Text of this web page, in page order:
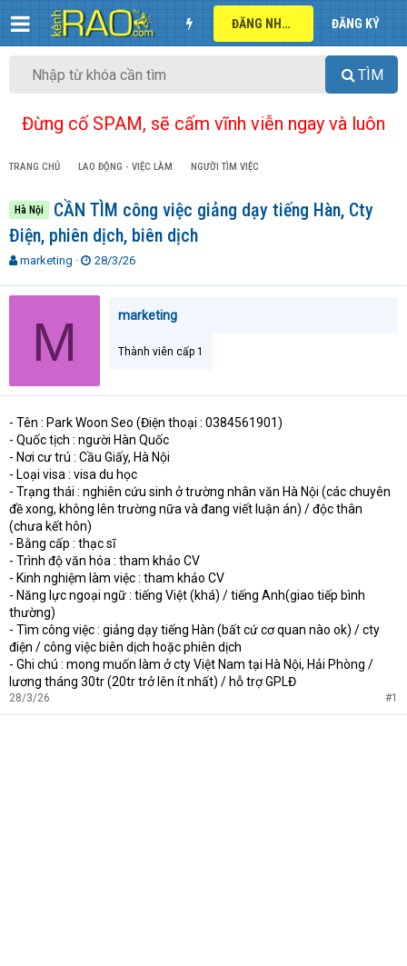
ĐĂNG NHẬP ĐĂNG KÝ
TÌM
Đừng cố SPAM, sẽ cấm vĩnh viễn ngay và luôn
TRANG CHỦ LAO ĐỘNG - VIỆC LÀM NGƯỜI TÌM VIỆC
Hà Nội
CẦN TÌM công việc giảng dạy tiếng Hàn, Cty
Điện, phiên dịch, biên dịch
T
r
a
t
e
r
marketing
N
à
28/3/26
M marketing
Thành viên cấp 1
- Tên : Park Woon Seo (Điện thoại : 0384561901)
- Quốc tịch : người Hàn Quốc
- Nơi cư trú : Cầu Giấy, Hà Nội
- Loại visa : visa du học
- Trạng thái : nghiên cứu sinh ở trường nhân văn Hà Nội (các chuyên
đề xong, không lên trường nữa và đang viết luận án) / độc thân
(chưa kết hôn)
- Bằng cấp : thạc sĩ
- Trình độ văn hóa : tham khảo CV
- Kinh nghiệm làm việc : tham khảo CV
- Năng lực ngoại ngữ : tiếng Việt (khá) / tiếng Anh(giao tiếp bình
thường)
- Tìm công việc : giảng dạy tiếng Hàn (bất cứ cơ quan nào ok) / cty
điện / công việc biên dịch hoặc phiên dịch
- Ghi chú : mong muốn làm ở cty Việt Nam tại Hà Nội, Hải Phòng /
lương tháng 30tr (20tr trở lên ít nhất) / hỗ trợ GPLĐ
28/3/26 #1